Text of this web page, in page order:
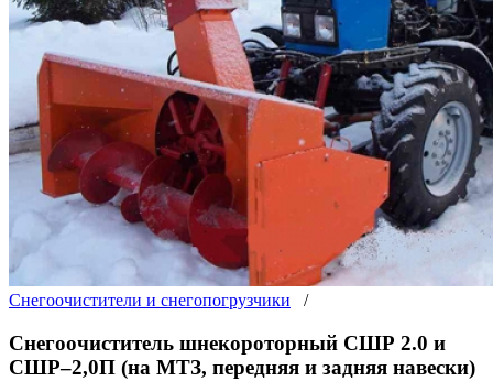
Снегоочистители и снегопогрузчики /
Снегоочиститель шнекороторный СШР 2.0 и
СШР–2,0П (на МТЗ, передняя и задняя навески)